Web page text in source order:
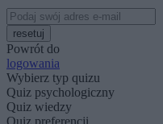
resetuj
Powrót do
logowania
Wybierz typ quizu
Quiz psychologiczny
Quiz wiedzy
Quiz preferencji